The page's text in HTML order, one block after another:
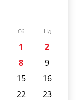
Сб Нд
1
2
8
9
15
16
22
23